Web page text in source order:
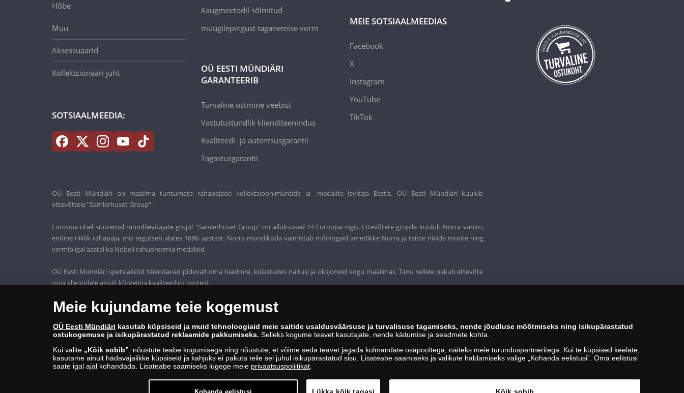
Hõbe
Muu
Aksessuaarid
Kollektsionääri juht
SOTSIAALMEEDIA:
Kaugmeetodil sõlmitud
müügilepingust taganemise vorm
OÜ EESTI MÜNDIÄRI
GARANTEERIB
Turvaline ostmine veebist
Vastutustundlik klienditeenindus
Kvaliteedi- ja autentsusgarantii
Tagastusgarantii
MEIE SOTSIAALMEEDIAS
Facebook
X
Instagram
YouTube
TikTok
OÜ Eesti Mündiäri on maailma tuntumate rahapajade kollektsioonimüntide ja -medalite levitaja Eestis. OÜ Eesti Mündiäri kuulub
ettevõttele "Samlerhuset Group“.
Euroopa ühel suuremal mündilevitajate grupil "Samlerhuset Group" on allüksused 14 Euroopa riigis. Ettevõtete grupile kuulub Norra vanim,
endine riiklik rahapaja, mis tegutseb alates 1686. aastast. Norra mündikoda valmistab mõningaid ametlikke Norra ja teiste riikide münte ning
vermib igal aastal ka Nobeli rahupreemia medaleid.
OÜ Eesti Mündiäri spetsialistid täiendavad pidevalt oma teadmisi, külastades näitusi ja oksjoneid kogu maailmas. Tänu sellele pakub ettevõte
oma klientidele ainult kõrgeima kvaliteediga tooteid.
Meie kujundame teie kogemust
OÜ Eesti Mündiäri kasutab küpsiseid ja muid tehnoloogiaid meie saitide usaldusväärsuse ja turvalisuse tagamiseks, nende jõudluse mõõtmiseks ning isikupärastatud
ostukogemuse ja isikupärastatud reklaamide pakkumiseks. Selleks kogume teavet kasutajate, nende käitumise ja seadmete kohta.
Kui valite „Kõik sobib” , nõustute teabe kogumisega ning nõustute, et võime seda teavet jagada kolmandate osapooltega, näiteks meie turunduspartneritega. Kui te küpsised keelate,
kasutame ainult hädavajalikke küpsiseid ja kahjuks ei pakuta teile sel juhul isikupärastatud sisu. Lisateabe saamiseks ja valikute haldamiseks valige „Kohanda eelistusi”. Oma eelistusi
saate igal ajal kohandada. Lisateabe saamiseks lugege meie privaatsuspoliitikat